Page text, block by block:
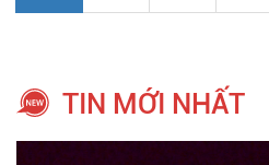
TIN MỚI NHẤT